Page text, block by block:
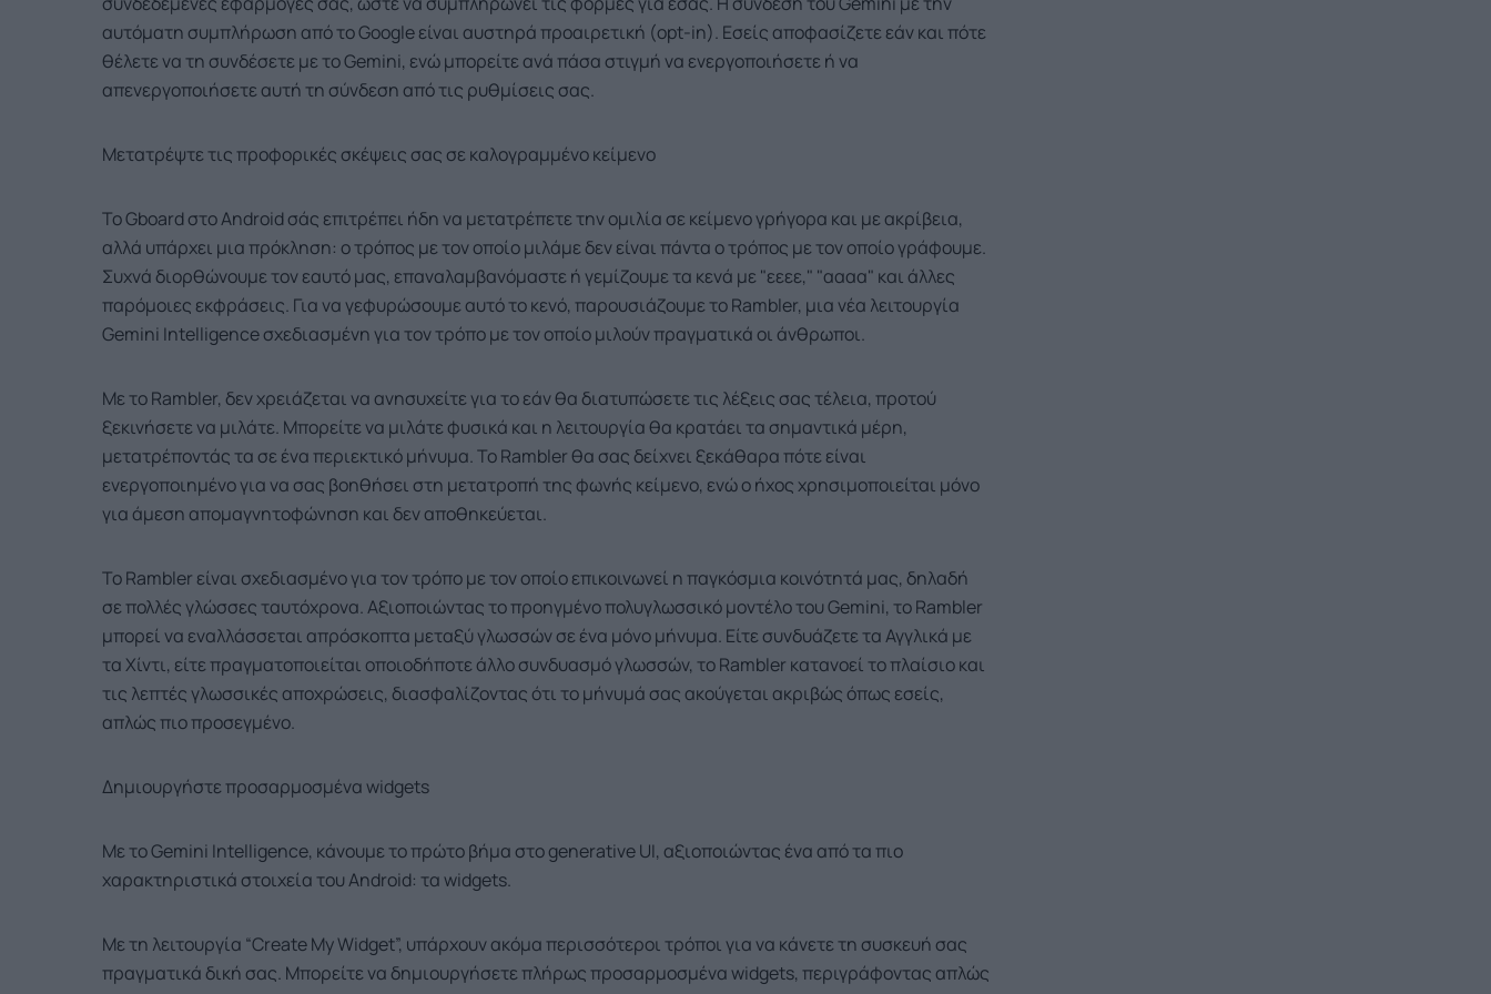
αυτόματη συμπλήρωση από το Google είναι αυστηρά προαιρετική (opt-in). Εσείς αποφασίζετε εάν και πότε
θέλετε να τη συνδέσετε με το Gemini, ενώ μπορείτε ανά πάσα στιγμή να ενεργοποιήσετε ή να
απενεργοποιήσετε αυτή τη σύνδεση από τις ρυθμίσεις σας.
Μετατρέψτε τις προφορικές σκέψεις σας σε καλογραμμένο κείμενο
Το Gboard στο Android σάς επιτρέπει ήδη να μετατρέπετε την ομιλία σε κείμενο γρήγορα και με ακρίβεια,
αλλά υπάρχει μια πρόκληση: ο τρόπος με τον οποίο μιλάμε δεν είναι πάντα ο τρόπος με τον οποίο γράφουμε.
Συχνά διορθώνουμε τον εαυτό μας, επαναλαμβανόμαστε ή γεμίζουμε τα κενά με "εεεε," "αααα" και άλλες
παρόμοιες εκφράσεις. Για να γεφυρώσουμε αυτό το κενό, παρουσιάζουμε το Rambler, μια νέα λειτουργία
Gemini Intelligence σχεδιασμένη για τον τρόπο με τον οποίο μιλούν πραγματικά οι άνθρωποι.
Με το Rambler, δεν χρειάζεται να ανησυχείτε για το εάν θα διατυπώσετε τις λέξεις σας τέλεια, προτού
ξεκινήσετε να μιλάτε. Μπορείτε να μιλάτε φυσικά και η λειτουργία θα κρατάει τα σημαντικά μέρη,
μετατρέποντάς τα σε ένα περιεκτικό μήνυμα. Το Rambler θα σας δείχνει ξεκάθαρα πότε είναι
ενεργοποιημένο για να σας βοηθήσει στη μετατροπή της φωνής κείμενο, ενώ ο ήχος χρησιμοποιείται μόνο
για άμεση απομαγνητοφώνηση και δεν αποθηκεύεται.
Το Rambler είναι σχεδιασμένο για τον τρόπο με τον οποίο επικοινωνεί η παγκόσμια κοινότητά μας, δηλαδή
σε πολλές γλώσσες ταυτόχρονα. Αξιοποιώντας το προηγμένο πολυγλωσσικό μοντέλο του Gemini, το Rambler
μπορεί να εναλλάσσεται απρόσκοπτα μεταξύ γλωσσών σε ένα μόνο μήνυμα. Είτε συνδυάζετε τα Αγγλικά με
τα Χίντι, είτε πραγματοποιείται οποιοδήποτε άλλο συνδυασμό γλωσσών, το Rambler κατανοεί το πλαίσιο και
τις λεπτές γλωσσικές αποχρώσεις, διασφαλίζοντας ότι το μήνυμά σας ακούγεται ακριβώς όπως εσείς,
απλώς πιο προσεγμένο.
Δημιουργήστε προσαρμοσμένα widgets
Με το Gemini Intelligence, κάνουμε το πρώτο βήμα στο generative UI, αξιοποιώντας ένα από τα πιο
χαρακτηριστικά στοιχεία του Android: τα widgets.
Με τη λειτουργία “Create My Widget”, υπάρχουν ακόμα περισσότεροι τρόποι για να κάνετε τη συσκευή σας
πραγματικά δική σας. Μπορείτε να δημιουργήσετε πλήρως προσαρμοσμένα widgets, περιγράφοντας απλώς